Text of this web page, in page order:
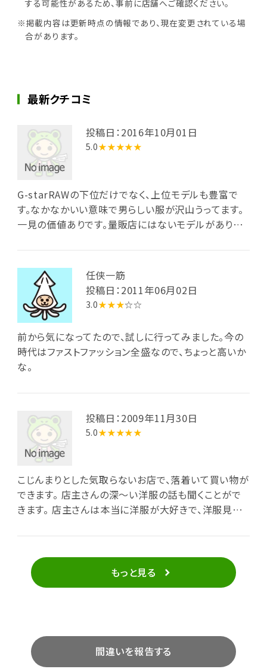
する可能性があるため、事前に店舗へご確認ください。
※掲載内容は更新時点の情報であり、現在変更されている場
合があります。
最新クチコミ
投稿日：2016年10月01日
5.0★★★★★
G-starRAWの下位だけでなく、上位モデルも豊富で
す。なかなかいい意味で男らしい服が沢山うってます。
一見の価値ありです。量販店にはないモデルがありま
ランドも扱っていてミリタリーテイストながら凄いお洒
落です。アウターがオススメです。 全体的に生地の質が
良い服が多く長く着ることができるものが多いです。 ま
た値引き商品も良くあり、3割から4割引きくらいで買え
たりするので最高です。 そして店主さんもニコニコして
また目の前の通りに駐車スペースもありいい感じです。
任侠一筋
投稿日：2011年06月02日
3.0★★★☆☆
前から気になってたので、試しに行ってみました。今の
時代はファストファッション全盛なので、ちょっと高いか
な。
投稿日：2009年11月30日
5.0★★★★★
こじんまりとした気取らないお店で、落着いて買い物が
できます。 店主さんの深～い洋服の話も聞くことがで
きます。 店主さんは本当に洋服が大好きで、洋服見て
ら最高に嬉しい、という気持ちが伝わってきます。 品揃
えはちょっと若い人向けの感じかな。昔から通っている
大好きな店です。 （最近あまり行けてないですが･･･）
もっと見る
間違いを報告する